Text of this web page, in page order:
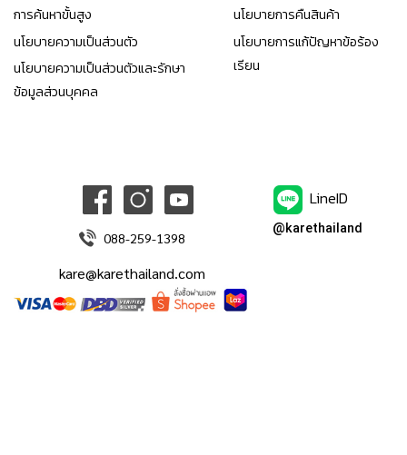
การค้นหาขั้นสูง
นโยบายความเป็นส่วนตัว
นโยบายความเป็นส่วนตัวและรักษา
ข้อมูลส่วนบุคคล
นโยบายการคืนสินค้า
นโยบายการแก้ปัญหาข้อร้อง
เรียน
088-259-1398
kare@karethailand.com
LineID
@karethailand